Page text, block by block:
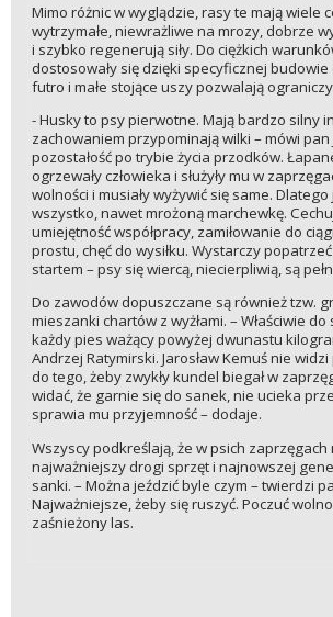
Mimo różnic w wyglądzie, rasy te mają wiele
wytrzymałe, niewrażliwe na mrozy, dobrze
i szybko regenerują siły. Do ciężkich
dostosowały się dzięki specyficznej budowie
futro i małe stojące uszy pozwalają
- Husky to psy pierwotne. Mają bardzo silny
zachowaniem przypominają wilki – mówi pan
pozostałość po trybie życia przodków.
ogrzewały człowieka i służyły mu w
wolności i musiały wyżywić się same.
wszystko, nawet mrożoną marchewkę.
umiejętność współpracy, zamiłowanie do
prostu, chęć do wysiłku. Wystarczy
startem – psy się wiercą, niecierpliwią, są
Do zawodów dopuszczane są również tzw.
mieszanki chartów z wyżłami. – Właściwie
każdy pies ważący powyżej dwunastu
Andrzej Ratymirski. Jarosław Kemuś nie
do tego, żeby zwykły kundel biegał w
widać, że garnie się do sanek, nie ucieka
sprawia mu przyjemność – dodaje.
Wszyscy podkreślają, że w psich zaprzęgach
najważniejszy drogi sprzęt i najnowszej
sanki. – Można jeździć byle czym – twierdzi
Najważniejsze, żeby się ruszyć. Poczuć
zaśnieżony las.